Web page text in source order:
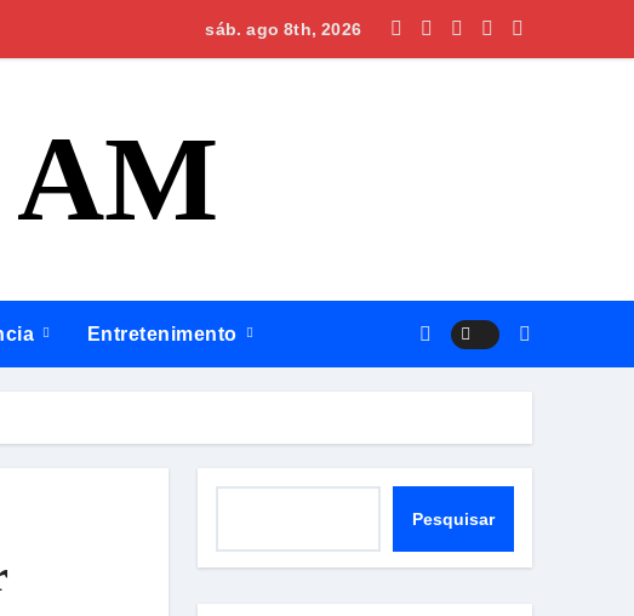
e Silves, Omar apresenta plano para regionalizar saúde,
sáb. ago 8th, 2026
AM
Entretenimento
Pesquisar